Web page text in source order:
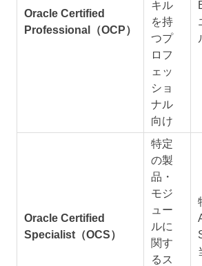
Oracle Certified
Professional（OCP）
キル
を持
つプ
ロフ
ェッ
ショ
ナル
向け
Oracle Certified
Specialist（OCS）
特定
の製
品・
モジ
ュー
ルに
関す
るス